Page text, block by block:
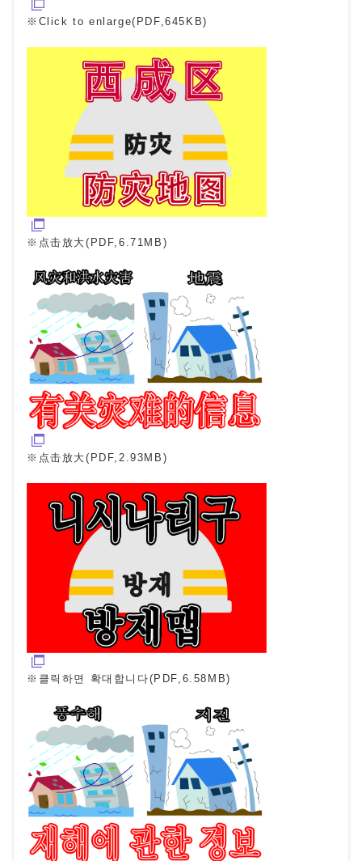
※Click to enlarge(PDF,645KB)
※点击放大(PDF,6.71MB)
※点击放大(PDF,2.93MB)
※클릭하면 확대합니다(PDF,6.58MB)